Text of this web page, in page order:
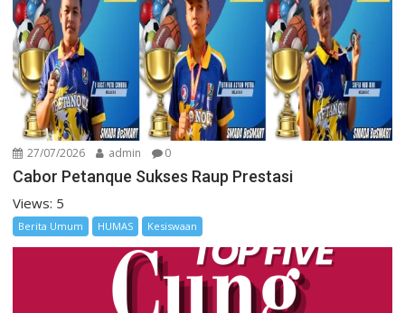
27/07/2026 admin 0
Cabor Petanque Sukses Raup Prestasi
Views: 5
Berita Umum HUMAS Kesiswaan